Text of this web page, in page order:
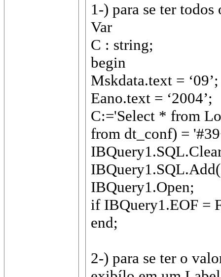
1-) para se ter
Var
C : string;
begin
Mskdata.text = ‘09’;
Eano.text = ‘2004’;
C:='Select * from
from dt_conf) =
IBQuery1.Open;
if IBQuery1.EOF =
end;
2-) para se ter o